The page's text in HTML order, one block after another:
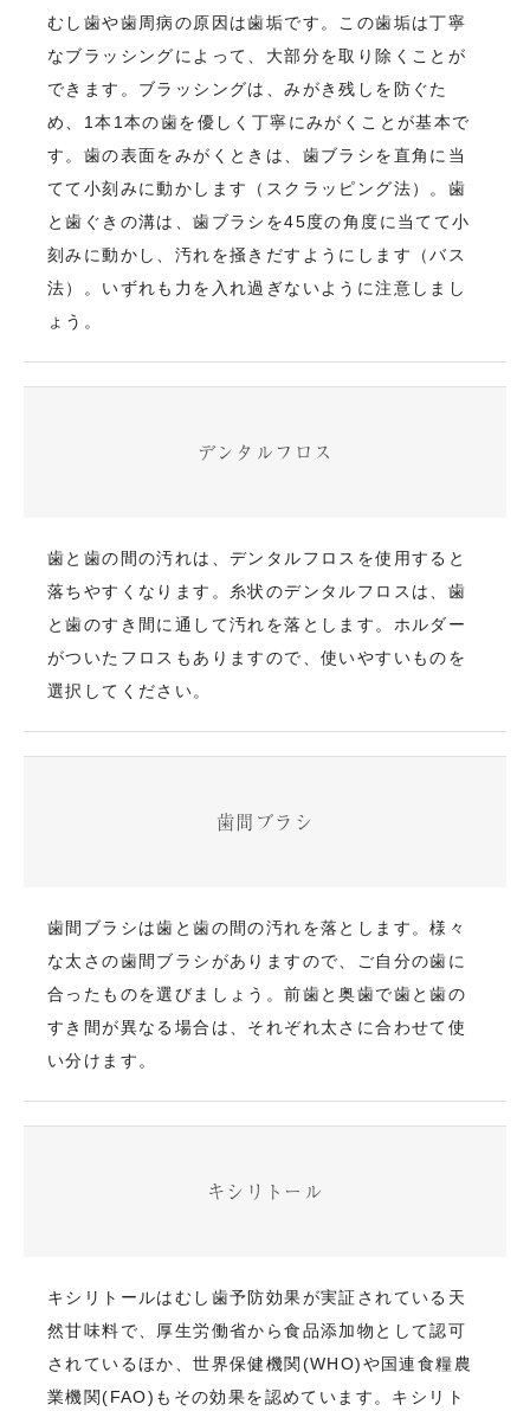
むし歯や歯周病の原因は歯垢です。この歯垢は丁寧
なブラッシングによって、大部分を取り除くことが
できます。ブラッシングは、みがき残しを防ぐた
め、1本1本の歯を優しく丁寧にみがくことが基本で
す。歯の表面をみがくときは、歯ブラシを直角に当
てて小刻みに動かします（スクラッピング法）。歯
と歯ぐきの溝は、歯ブラシを45度の角度に当てて小
刻みに動かし、汚れを掻きだすようにします（バス
法）。いずれも力を入れ過ぎないように注意しまし
ょう。
デンタルフロス
歯と歯の間の汚れは、デンタルフロスを使用すると
落ちやすくなります。糸状のデンタルフロスは、歯
と歯のすき間に通して汚れを落とします。ホルダー
がついたフロスもありますので、使いやすいものを
選択してください。
歯間ブラシ
歯間ブラシは歯と歯の間の汚れを落とします。様々
な太さの歯間ブラシがありますので、ご自分の歯に
合ったものを選びましょう。前歯と奥歯で歯と歯の
すき間が異なる場合は、それぞれ太さに合わせて使
い分けます。
キシリトール
キシリトールはむし歯予防効果が実証されている天
然甘味料で、厚生労働省から食品添加物として認可
されているほか、世界保健機関(WHO)や国連食糧農
業機関(FAO)もその効果を認めています。キシリト